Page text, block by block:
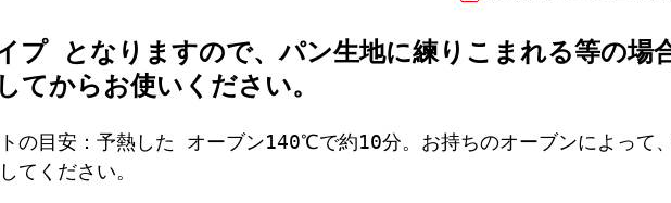
プ となりますので、パン生地に練りこまれる等の場
てからお使いください。
の目安：予熱した オーブン140℃で約10分。お持ちのオーブンによって
てください。